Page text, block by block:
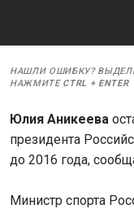
НАШЛИ ОШИБКУ?
НАЖМИТЕ CTRL + ENTER
Юлия Аникеева
президента
до 2016 года,
Министр спорта